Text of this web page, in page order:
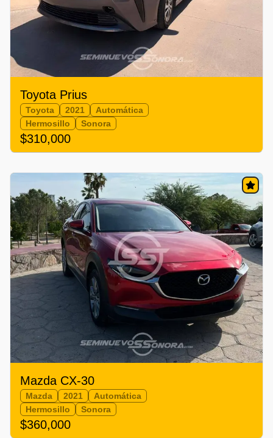
Toyota Prius
Toyota 2021
Automática
Hermosillo
Sonora
$310,000
Mazda CX-30
Mazda 2021
Automática
Hermosillo
Sonora
$360,000